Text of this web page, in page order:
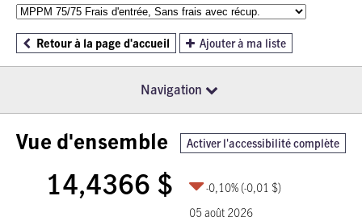
Retour à la page d'accueil Ajouter à ma liste
Navigation
Activer l'accessibilité complète
Vue d'ensemble
14,4366 $ -0,10% (-0,01 $)
05 août 2026